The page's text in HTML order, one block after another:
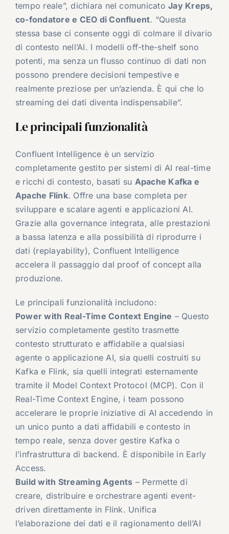
tempo reale”, dichiara nel comunicatoJay Kreps,
co-fondatore e CEO di Confluent. “Questa
stessa base ci consente oggi di colmare il divario
di contesto nell’AI. I modelli off-the-shelf sono
potenti, ma senza un flusso continuo di dati non
possono prendere decisioni tempestive e
realmente preziose per un’azienda. È qui che lo
streaming dei dati diventa indispensabile”.
Le principali funzionalità
Confluent Intelligence è un servizio
completamente gestito per sistemi di AI real-time
e ricchi di contesto, basati su Apache Kafka e
Apache Flink. Offre una base completa per
sviluppare e scalare agenti e applicazioni AI.
Grazie alla governance integrata, alle prestazioni
a bassa latenza e alla possibilità di riprodurre i
dati (replayability), Confluent Intelligence
accelera il passaggio dal proof of concept alla
produzione.
Le principali funzionalità includono:
Power with Real-Time Context Engine – Questo
servizio completamente gestito trasmette
contesto strutturato e affidabile a qualsiasi
agente o applicazione AI, sia quelli costruiti su
Kafka e Flink, sia quelli integrati esternamente
tramite il Model Context Protocol (MCP). Con il
Real-Time Context Engine, i team possono
accelerare le proprie iniziative di AI accedendo in
un unico punto a dati affidabili e contesto in
tempo reale, senza dover gestire Kafka o
l’infrastruttura di backend. È disponibile in Early
Access.
Build with Streaming Agents – Permette di
creare, distribuire e orchestrare agenti event-
driven direttamente in Flink. Unifica
l’elaborazione dei dati e il ragionamento dell’AI